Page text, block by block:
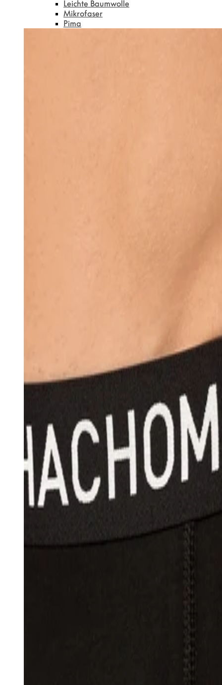
Leichte Baumwolle
Mikrofaser
Pima